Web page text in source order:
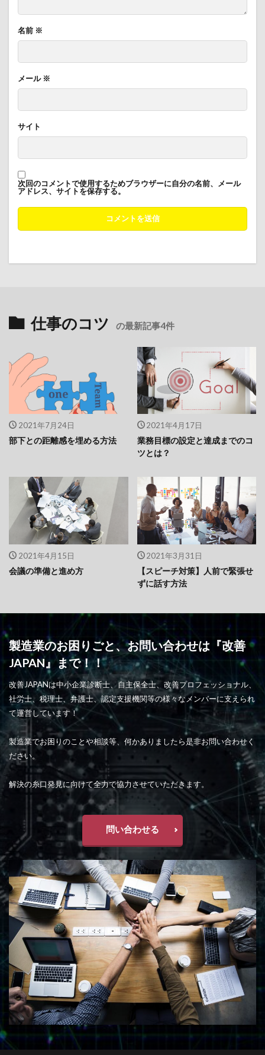
名前 ※
メール ※
サイト
次回のコメントで使用するためブラウザーに自分の名前、メール
アドレス、サイトを保存する。
仕事のコツ の最新記事4件
2021年7月24日
部下との距離感を埋める方法
2021年4月17日
業務目標の設定と達成までのコ
ツとは？
2021年4月15日
会議の準備と進め方
2021年3月31日
【スピーチ対策】人前で緊張せ
ずに話す方法
製造業のお困りごと、お問い合わせは『改善
JAPAN』まで！！
改善JAPANは中小企業診断士、自主保全士、改善プロフェッショナル、
社労士、税理士、弁護士、認定支援機関等の様々なメンバーに支えられ
て運営しています！
製造業でお困りのことや相談等、何かありましたら是非お問い合わせく
ださい。
解決の糸口発見に向けて全力で協力させていただきます。
問い合わせる